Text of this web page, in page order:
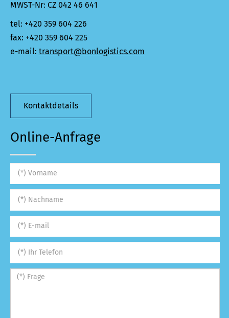
MWST-Nr: CZ 042 46 641
tel: +420 359 604 226
fax: +420 359 604 225
e-mail: transport@bonlogistics.com
Kontaktdetails
Online-Anfrage